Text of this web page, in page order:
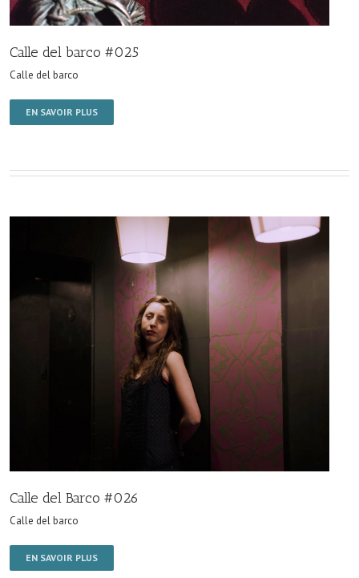
Calle del barco #025
Calle del barco
EN SAVOIR PLUS
Calle del Barco #026
Calle del barco
EN SAVOIR PLUS